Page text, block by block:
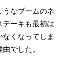
うなブームのネ
テーキも最初は
くなってしま
でした。